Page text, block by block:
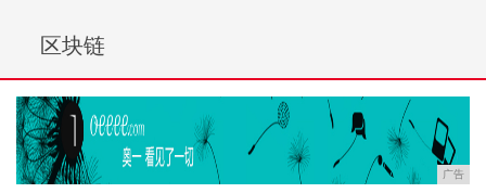
区块链
广告